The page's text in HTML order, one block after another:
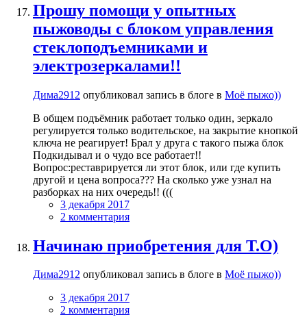
Прошу помощи у опытных
пыжоводы с блоком управления
стеклоподъемниками и
электрозеркалами!!
Дима2912 опубликовал запись в блоге в Моё пыжо))
В общем подъёмник работает только один, зеркало
регулируется только водительское, на закрытие кнопкой
ключа не реагирует! Брал у друга с такого пыжа блок
Подкидывал и о чудо все работает!!
Вопрос:реставрируется ли этот блок, или где купить
другой и цена вопроса??? На сколько уже узнал на
разборках на них очередь!! (((
3 декабря 2017
2 комментария
Начинаю приобретения для Т.О)
Дима2912 опубликовал запись в блоге в Моё пыжо))
3 декабря 2017
2 комментария